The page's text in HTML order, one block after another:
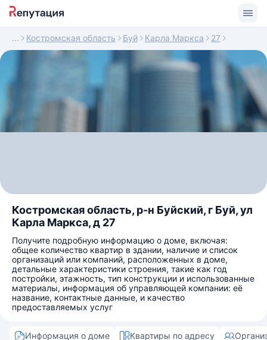
Костромская область Буй Карла Маркса 27
Костромская область, р-н Буйский, г Буй, ул
Карла Маркса, д 27
Получите подробную информацию о доме, включая:
общее количество квартир в здании, наличие и список
организаций или компаний, расположенных в доме,
детальные характеристики строения, такие как год
постройки, этажность, тип конструкции и использованные
материалы, информация об управляющей компании: её
название, контактные данные, и качество
предоставляемых услуг
Информация о доме Квартиры по адресу